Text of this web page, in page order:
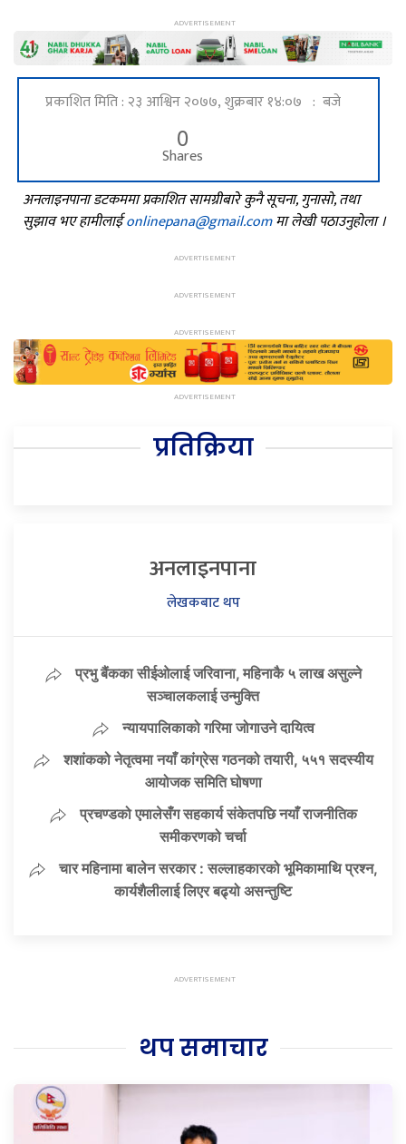
प्रकाशित मिति : २३ आश्विन २०७७, शुक्रबार १४:०७ : बजे
0
Shares
अनलाइनपाना डटकममा प्रकाशित सामग्रीबारे कुनै सूचना, गुनासो, तथा
सुझाव भए हामीलाईonlinepana@gmail.comमा लेखी पठाउनुहोला ।
प्रतिक्रिया
अनलाइनपाना
लेखकबाट थप
प्रभु बैंकका सीईओलाई जरिवाना, महिनाकै ५ लाख असुल्ने
सञ्चालकलाई उन्मुक्ति
न्यायपालिकाको गरिमा जोगाउने दायित्व
शशांकको नेतृत्वमा नयाँ कांग्रेस गठनको तयारी, ५५१ सदस्यीय
आयोजक समिति घोषणा
प्रचण्डको एमालेसँग सहकार्य संकेतपछि नयाँ राजनीतिक
समीकरणको चर्चा
चार महिनामा बालेन सरकार : सल्लाहकारको भूमिकामाथि प्रश्न,
कार्यशैलीलाई लिएर बढ्यो असन्तुष्टि
थप समाचार